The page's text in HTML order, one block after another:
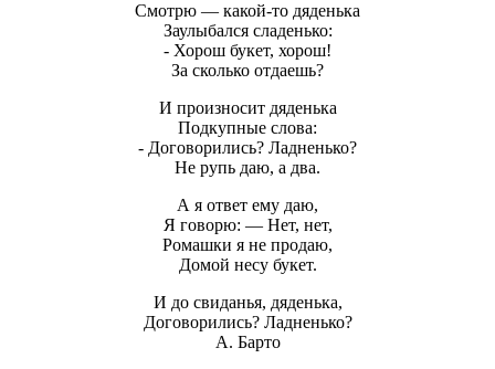
Смотрю — какой-то дяденька
Заулыбался сладенько:
- Хорош букет, хорош!
За сколько отдаешь?
И произносит дяденька
Подкупные слова:
- Договорились? Ладненько?
Не рупь даю, а два.
А я ответ ему даю,
Я говорю: — Нет, нет,
Ромашки я не продаю,
Домой несу букет.
И до свиданья, дяденька,
Договорились? Ладненько?
А. Барто